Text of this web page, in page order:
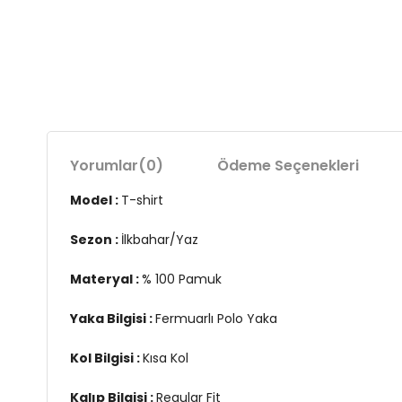
Yorumlar(0) Ödeme Seçenekleri
Model : T-shirt
Sezon : İlkbahar/Yaz
Materyal :% 100 Pamuk
Yaka Bilgisi :Fermuarlı Polo Yaka
Kol Bilgisi :Kısa Kol
Kalıp Bilgisi :Regular Fit